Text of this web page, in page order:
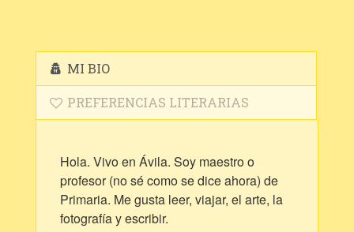
MI BIO
PREFERENCIAS LITERARIAS
Hola. Vivo en Ávila. Soy maestro o
profesor (no sé como se dice ahora) de
Primaria. Me gusta leer, viajar, el arte, la
fotografía y escribir.